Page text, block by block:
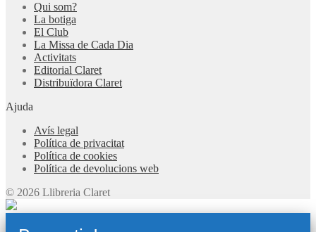
Qui som?
La botiga
El Club
La Missa de Cada Dia
Activitats
Editorial Claret
Distribuïdora Claret
Ajuda
Avís legal
Política de privacitat
Política de cookies
Política de devolucions web
© 2026 Llibreria Claret